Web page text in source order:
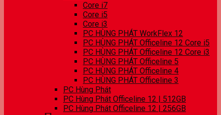
Core i7
Core i5
Core i3
PC HÙNG PHÁT WorkFlex 12
PC HÙNG PHÁT Officeline 12 Core i5
PC HÙNG PHÁT Officeline 12 Core i3
PC HÙNG PHÁT Officeline 5
PC HÙNG PHÁT Officeline 4
PC HÙNG PHÁT Officeline 3
PC Hùng Phát
PC Hùng Phát Officeline 12 | 512GB
PC Hùng Phát Officeline 12 | 256GB